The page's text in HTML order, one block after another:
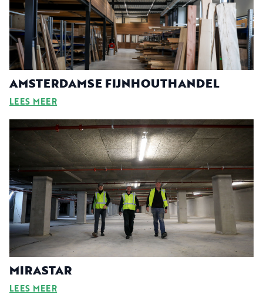
AMSTERDAMSE FIJNHOUTHANDEL
LEES MEER
MIRASTAR
LEES MEER